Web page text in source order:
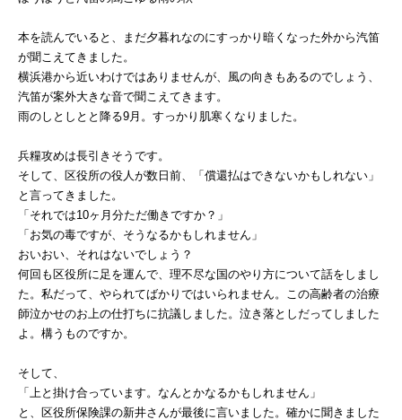
本を読んでいると、まだ夕暮れなのにすっかり暗くなった外から汽笛
が聞こえてきました。
横浜港から近いわけではありませんが、風の向きもあるのでしょう、
汽笛が案外大きな音で聞こえてきます。
雨のしとしとと降る9月。すっかり肌寒くなりました。
兵糧攻めは長引きそうです。
そして、区役所の役人が数日前、「償還払はできないかもしれない」
と言ってきました。
「それでは10ヶ月分ただ働きですか？」
「お気の毒ですが、そうなるかもしれません」
おいおい、それはないでしょう？
何回も区役所に足を運んで、理不尽な国のやり方について話をしまし
た。私だって、やられてばかりではいられません。この高齢者の治療
師泣かせのお上の仕打ちに抗議しました。泣き落としだってしました
よ。構うものですか。
そして、
「上と掛け合っています。なんとかなるかもしれません」
と、区役所保険課の新井さんが最後に言いました。確かに聞きました